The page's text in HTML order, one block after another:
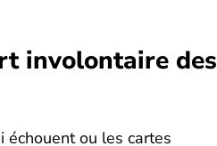
involontaire des
ou les cartes